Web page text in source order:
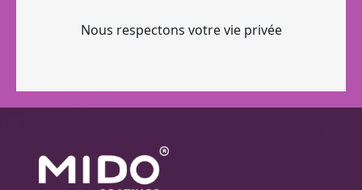
Nous respectons votre vie privée